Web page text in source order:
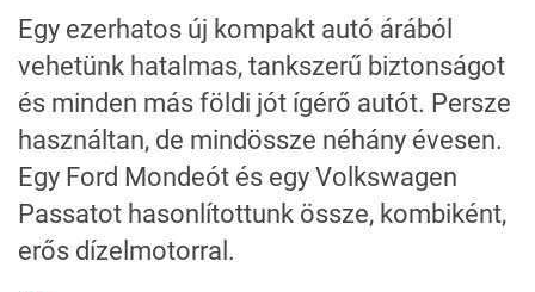
Egy ezerhatos új kompakt autó árából
vehetünk hatalmas, tankszerű biztonságot
és minden más földi jót ígérő autót. Persze
használtan, de mindössze néhány évesen.
Egy Ford Mondeót és egy Volkswagen
Passatot hasonlítottunk össze, kombiként,
erős dízelmotorral.